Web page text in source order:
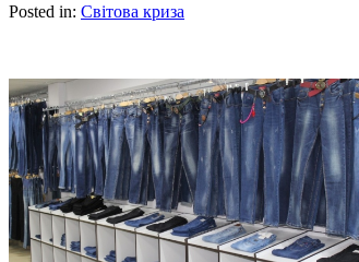
Posted in: Світова криза